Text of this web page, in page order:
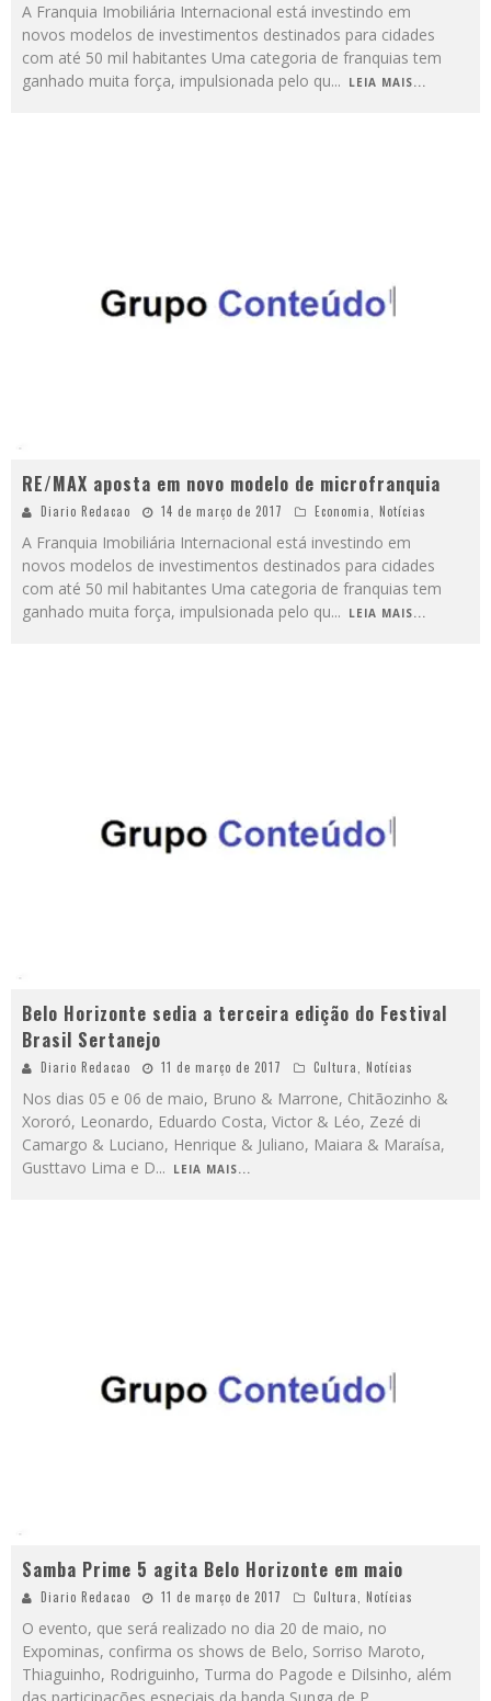
A Franquia Imobiliária Internacional está investindo em
novos modelos de investimentos destinados para cidades
com até 50 mil habitantes Uma categoria de franquias tem
ganhado muita força, impulsionada pelo qu... LEIA MAIS...
RE/MAX aposta em novo modelo de microfranquia
Diario Redacao 14 de março de 2017 Economia Notícias
A Franquia Imobiliária Internacional está investindo em
novos modelos de investimentos destinados para cidades
com até 50 mil habitantes Uma categoria de franquias tem
ganhado muita força, impulsionada pelo qu... LEIA MAIS...
Belo Horizonte sedia a terceira edição do Festival
Brasil Sertanejo
Diario Redacao 11 de março de 2017 Cultura Notícias
Nos dias 05 e 06 de maio, Bruno & Marrone, Chitãozinho &
Xororó, Leonardo, Eduardo Costa, Victor & Léo, Zezé di
Camargo & Luciano, Henrique & Juliano, Maiara & Maraísa,
Gusttavo Lima e D... LEIA MAIS...
Samba Prime 5 agita Belo Horizonte em maio
Diario Redacao 11 de março de 2017 Cultura, Notícias
O evento, que será realizado no dia 20 de maio, no
Expominas, confirma os shows de Belo, Sorriso Maroto,
Thiaguinho, Rodriguinho, Turma do Pagode e Dilsinho, além